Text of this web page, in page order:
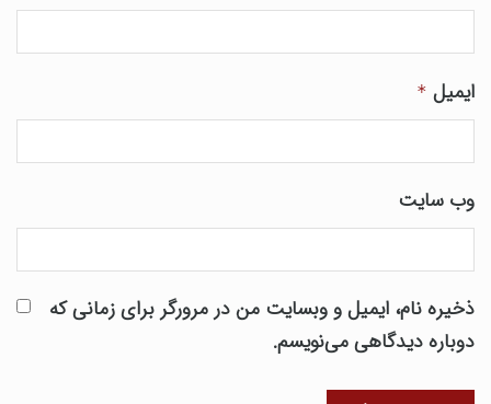
ایمیل *
وب‌ سایت
ذخیره نام، ایمیل و وبسایت من در مرورگر برای زمانی که
دوباره دیدگاهی می‌نویسم.